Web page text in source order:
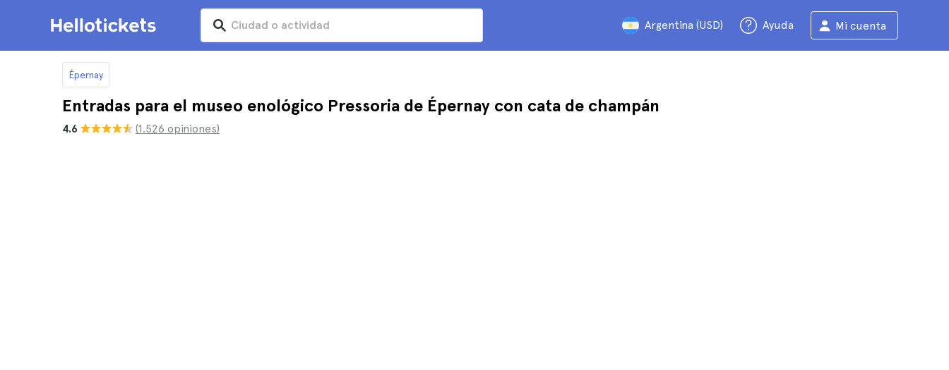
Argentina (USD) Ayuda Mi cuenta
Épernay
Entradas para el museo enológico Pressoria de Épernay con cata de champán
4.6 (1.526 opiniones)